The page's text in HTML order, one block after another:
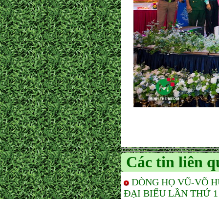
Các tin liên
DÒNG HỌ VŨ-VÕ
ĐẠI BIỂU LẦN THỨ